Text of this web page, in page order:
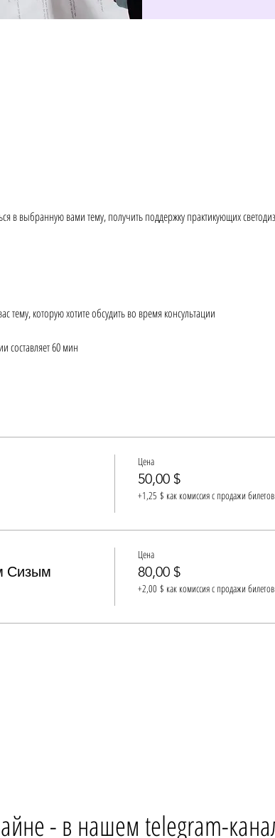
в выбранную вами тему, получить поддержку практикующих
тему, которую хотите обсудить во время консультации
составляет 60 мин
тому, что вы работаете с практикующими светодизайнерами
кейсов
Цена
50,00 $
+1,25 $ как комиссия с продажи билетов
Сизым
Цена
80,00 $
+2,00 $ как комиссия с продажи билетов
- в нашем telegram-